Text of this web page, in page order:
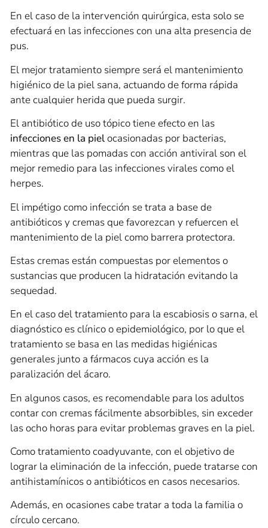
En el caso de la intervención quirúrgica, esta solo se
efectuará en las infecciones con una alta presencia de
pus.
El mejor tratamiento siempre será el mantenimiento
higiénico de la piel sana, actuando de forma rápida
ante cualquier herida que pueda surgir.
El antibiótico de uso tópico tiene efecto en las
infecciones en la pielocasionadas por bacterias,
mientras que las pomadas con acción antiviral son el
mejor remedio para las infecciones virales como el
herpes.
El impétigo como infección se trata a base de
antibióticos y cremas que favorezcan y refuercen el
mantenimiento de la piel como barrera protectora.
Estas cremas están compuestas por elementos o
sustancias que producen la hidratación evitando la
sequedad.
En el caso del tratamiento para la escabiosis o sarna, el
diagnóstico es clínico o epidemiológico, por lo que el
tratamiento se basa en las medidas higiénicas
generales junto a fármacos cuya acción es la
paralización del ácaro.
En algunos casos, es recomendable para los adultos
contar con cremas fácilmente absorbibles, sin exceder
las ocho horas para evitar problemas graves en la piel.
Como tratamiento coadyuvante, con el objetivo de
lograr la eliminación de la infección, puede tratarse con
antihistamínicos o antibióticos en casos necesarios.
Además, en ocasiones cabe tratar a toda la familia o
círculo cercano.